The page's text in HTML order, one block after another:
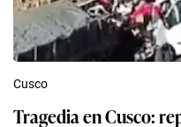
Cusco
Tragedia en Cusco: